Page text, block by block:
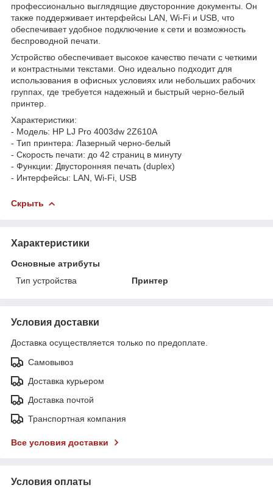
профессионально выглядящие двусторонние документы. Он
также поддерживает интерфейсы LAN, Wi-Fi и USB, что
обеспечивает удобное подключение к сети и возможность
беспроводной печати.
Устройство обеспечивает высокое качество печати с четкими
и контрастными текстами. Оно идеально подходит для
использования в офисных условиях или небольших рабочих
группах, где требуется надежный и быстрый черно-белый
принтер.
Характеристики:
- Модель: HP LJ Pro 4003dw 2Z610A
- Тип принтера: Лазерный черно-белый
- Скорость печати: до 42 страниц в минуту
- Функции: Двусторонняя печать (duplex)
- Интерфейсы: LAN, Wi-Fi, USB
Скрыть
Характеристики
Основные атрибуты
Тип устройства
Принтер
Условия доставки
Доставка осуществляется только по предоплате.
Самовывоз
Доставка курьером
Доставка почтой
Транспортная компания
Все условия доставки
Условия оплаты